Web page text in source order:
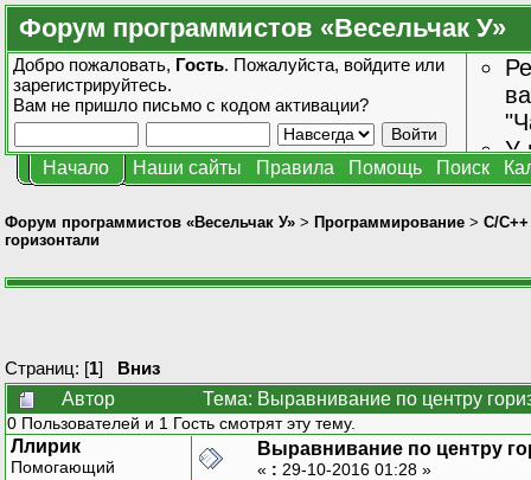
Форум программистов «Весельчак У»
Добро пожаловать, Гость. Пожалуйста, войдите или
зарегистрируйтесь.
Вам не пришло письмо с кодом активации?
У
Начало Наши сайты Правила Помощь Поиск
Форум программистов «Весельчак У» > Программирование > C/C++
горизонтали
Страниц: [1] Вниз
Автор
Тема: Выравнивание по центру
0 Пользователей и 1 Гость смотрят эту тему.
Ллирик
Помогающий
Выравнивание по центру
« : 29-10-2016 01:28 »